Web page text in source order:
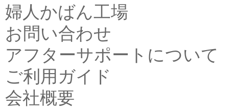
婦人かばん工場
お問い合わせ
アフターサポートについて
ご利用ガイド
会社概要